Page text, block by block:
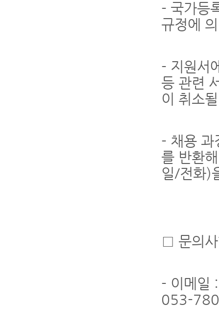
- 국가등
규정에
- 지원서
등 관련
이 취소
- 채용 과
를 반환
일/전화)
□ 문의
- 이메일
053-